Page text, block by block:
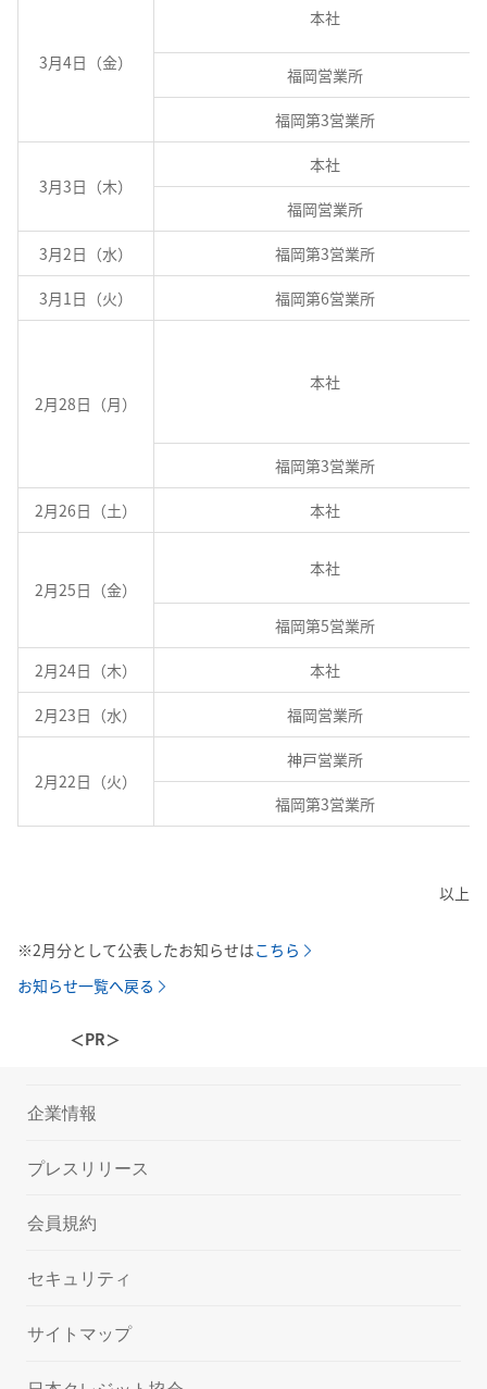
3月4日（金）
本社
福岡営業所
福岡第3営業所
3月3日（木）
本社
福岡営業所
3月2日（水） 福岡第3営業所
3月1日（火） 福岡第6営業所
2月28日（月）
本社
福岡第3営業所
2月26日（土） 本社
2月25日（金）
本社
福岡第5営業所
2月24日（木） 本社
2月23日（水） 福岡営業所
2月22日（火）
神戸営業所
福岡第3営業所
以上
※2月分として公表したお知らせはこちら
お知らせ一覧へ戻る
＜PR＞
企業情報
プレスリリース
会員規約
セキュリティ
サイトマップ